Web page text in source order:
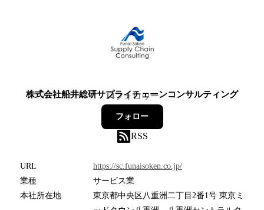
株式会社船井総研サプライチェーンコンサルティング
14フォロワー
フォロー
RSS
URL
https://sc.funaisoken.co.jp/
業種
サービス業
本社所在地
東京都中央区八重洲二丁目2番1号 東京ミ